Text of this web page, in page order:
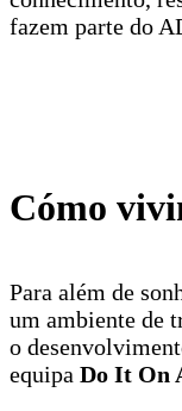
fazem parte do
Cómo
Para além de
um ambiente de
o
equipa Do It On